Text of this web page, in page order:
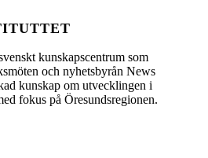
kunskapscentrum som
och nyhetsbyrån News
kunskap om utvecklingen i
fokus på Öresundsregionen.